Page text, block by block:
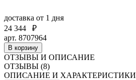
доставка от 1 дня
24 344
₽
арт. 8707964
В корзину
ОТЗЫВЫ И ОПИСАНИЕ
ОТЗЫВЫ (8)
ОПИСАНИЕ И ХАРАКТЕРИСТИКИ